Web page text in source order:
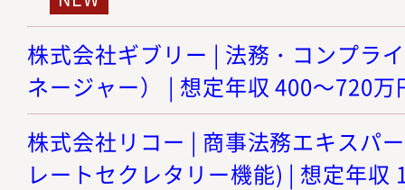
株式会社ギブリー | 法務・コンプラ
ネージャー） | 想定年収 400～720万
株式会社リコー | 商事法務エキスパ
レートセクレタリー機能) | 想定年収